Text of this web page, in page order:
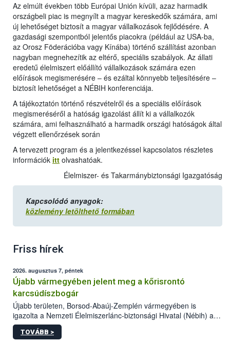
Az elmúlt években több Európai Unión kívüli, azaz harmadik
országbeli piac is megnyílt a magyar kereskedők számára, ami
új lehetőséget biztosít a magyar vállalkozások fejlődésére. A
gazdasági szempontból jelentős piacokra (például az USA-ba,
az Orosz Föderációba vagy Kínába) történő szállítást azonban
nagyban megnehezítik az eltérő, speciális szabályok. Az állati
eredetű élelmiszert előállító vállalkozások számára ezen
előírások megismerésére – és ezáltal könnyebb teljesítésére –
biztosít lehetőséget a NÉBIH konferenciája.
A tájékoztatón történő részvételről és a speciális előírások
megismeréséről a hatóság igazolást állít ki a vállalkozók
számára, ami felhasználható a harmadik országi hatóságok által
végzett ellenőrzések során
A tervezett program és a jelentkezéssel kapcsolatos részletes
információk itt olvashatóak.
Élelmiszer- és Takarmánybiztonsági Igazgatóság
Kapcsolódó anyagok:
közlemény letölthető formában
Friss hírek
2026. augusztus 7, péntek
Újabb vármegyében jelent meg a kőrisrontó
karcsúdíszbogár
Újabb területen, Borsod-Abaúj-Zemplén vármegyében is
igazolta a Nemzeti Élelmiszerlánc-biztonsági Hivatal (Nébih) a
kőrisrontó karcsúdíszbogár (Agrilus planipennis) jelenlétét. A
kártevőt nem csak színcsapdában találták meg, de már fertőzött
TOVÁBB >